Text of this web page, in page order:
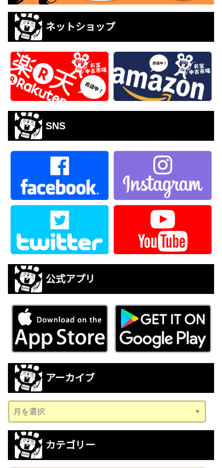
ネットショップ
SNS
公式アプリ
アーカイブ
ー
カ
ブ
カテゴリー